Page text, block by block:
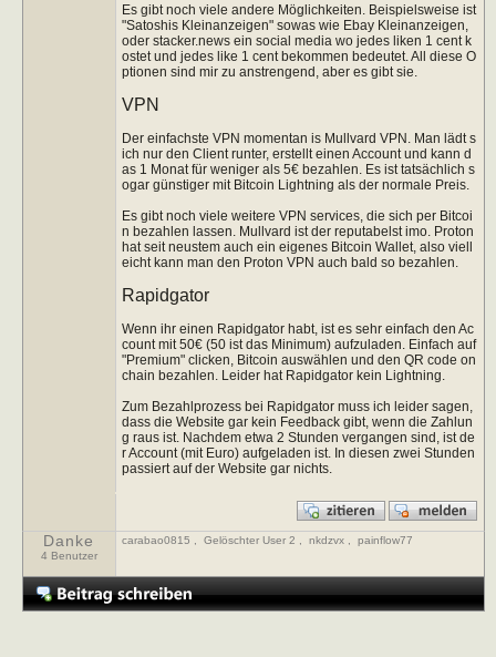
Es gibt noch viele andere Möglichkeiten. Beispielsweise ist
"Satoshis Kleinanzeigen" sowas wie Ebay Kleinanzeigen,
oder stacker.news ein social media wo jedes liken 1 cent k
ostet und jedes like 1 cent bekommen bedeutet. All diese O
ptionen sind mir zu anstrengend, aber es gibt sie.
VPN
Der einfachste VPN momentan is Mullvard VPN. Man lädt s
ich nur den Client runter, erstellt einen Account und kann d
as 1 Monat für weniger als 5€ bezahlen. Es ist tatsächlich s
ogar günstiger mit Bitcoin Lightning als der normale Preis.
Es gibt noch viele weitere VPN services, die sich per Bitcoi
n bezahlen lassen. Mullvard ist der reputabelst imo. Proton
hat seit neustem auch ein eigenes Bitcoin Wallet, also viell
eicht kann man den Proton VPN auch bald so bezahlen.
Rapidgator
Wenn ihr einen Rapidgator habt, ist es sehr einfach den Ac
count mit 50€ (50 ist das Minimum) aufzuladen. Einfach auf
"Premium" clicken, Bitcoin auswählen und den QR code on
chain bezahlen. Leider hat Rapidgator kein Lightning.
Zum Bezahlprozess bei Rapidgator muss ich leider sagen,
dass die Website gar kein Feedback gibt, wenn die Zahlun
g raus ist. Nachdem etwa 2 Stunden vergangen sind, ist de
r Account (mit Euro) aufgeladen ist. In diesen zwei Stunden
passiert auf der Website gar nichts.
Danke
4 Benutzer
carabao0815 Gelöschter User 2 nkdzvx painflow77